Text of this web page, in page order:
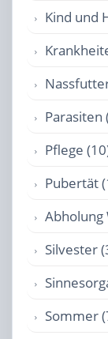
Kind und
Parasiten
Pflege
Pubertät
Abholung
Silvester
Sommer